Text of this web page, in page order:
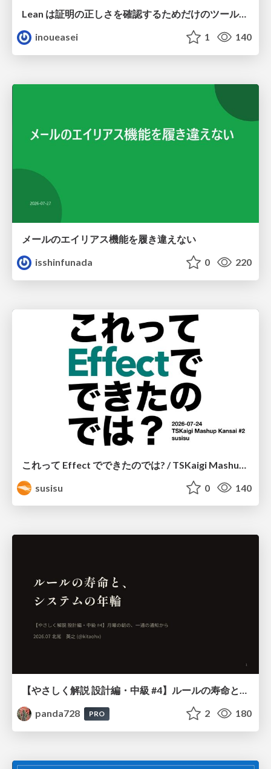
Lean は証明の正しさを確認するためだけのツールって思ってませんか？
inoueasei
1 140
メールのエイリアス機能を履き違えない
isshinfunada
0 220
susisu
0 140
【やさしく解説 設計編・中級 #4】ルールの寿命と、システムの年輪
panda728
PRO 2 180